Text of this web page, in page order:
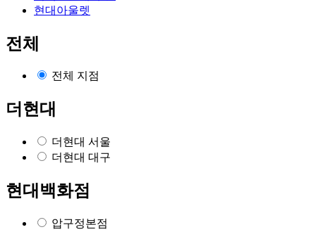
현대아울렛
전체
전체 지점
더현대
더현대 서울
더현대 대구
현대백화점
압구정본점